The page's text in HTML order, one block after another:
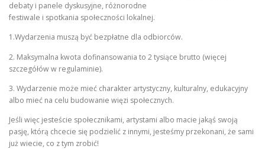
debaty i panele dyskusyjne, różnorodne
festiwale i spotkania społeczności lokalnej.
1.Wydarzenia muszą być bezpłatne dla odbiorców.
2. Maksymalna kwota dofinansowania to 2 tysiące brutto (więcej
szczegółów w regulaminie).
3. Wydarzenie może mieć charakter artystyczny, kulturalny, edukacyjny
albo mieć na celu budowanie więzi społecznych.
Jeśli więc jesteście społecznikami, artystami albo macie jakąś swoją
pasję, którą chcecie się podzielić z innymi, jesteśmy przekonani, że sami
już wiecie, co z tym zrobić!